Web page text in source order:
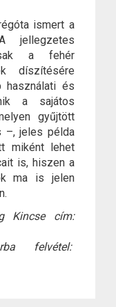
ismert a
jellegzetes
a fehér
díszítésére
használati és
a sajátos
gyűjtött
–, jeles példa
miként lehet
is, hiszen a
ma is jelen
Kincse cím:
felvétel: